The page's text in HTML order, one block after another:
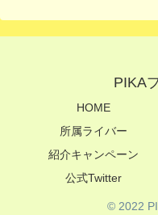
PIKA
HOME
所属ライバー
紹介キャンペーン
公式Twitter
© 2022